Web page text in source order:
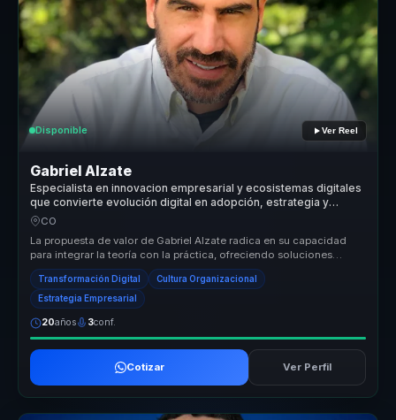
Disponible Ver Reel
Gabriel Alzate
Especialista en innovacion empresarial y ecosistemas digitales
que convierte evolución digital en adopción, estrategia y
ventaja competitiva para empresas.
CO
La propuesta de valor de Gabriel Alzate radica en su capacidad
para integrar la teoría con la práctica, ofreciendo soluciones
digitales q...
Transformación Digital Cultura Organizacional
Estrategia Empresarial
20años 3conf.
Cotizar Ver Perfil